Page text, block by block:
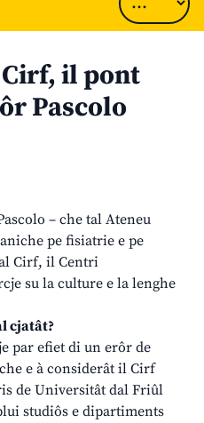
Cirf, il pont
Pascolo
– che tal Ateneu
pe fisiatrie e pe
Cirf, il Centri
su la culture e la lenghe
cjatât?
par efiet di un erôr de
e à considerât il Cirf
de Universitât dal Friûl
studiôs e dipartiments